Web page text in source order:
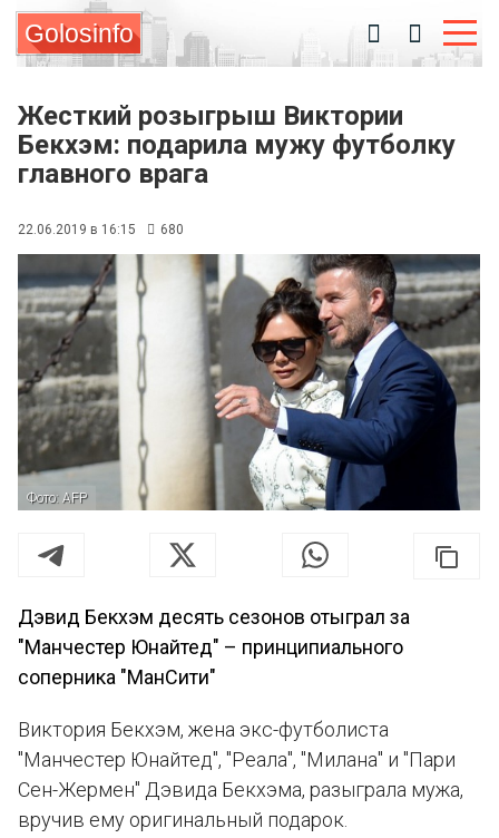
Golosinfo
Жесткий розыгрыш Виктории
Бекхэм: подарила мужу футболку
главного врага
22.06.2019 в 16:15 680
Фото: AFP
Дэвид Бекхэм десять сезонов отыграл за
"Манчестер Юнайтед" – принципиального
соперника "МанСити"
Виктория Бекхэм, жена экс-футболиста
"Манчестер Юнайтед", "Реала", "Милана" и "Пари
Сен-Жермен" Дэвида Бекхэма, разыграла мужа,
вручив ему оригинальный подарок.